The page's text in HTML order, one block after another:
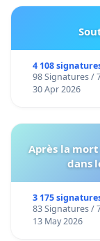
4 108
98 Signatures /
30 Apr 2026
Après la
dans
3 175
83 Signatures /
13 May 2026